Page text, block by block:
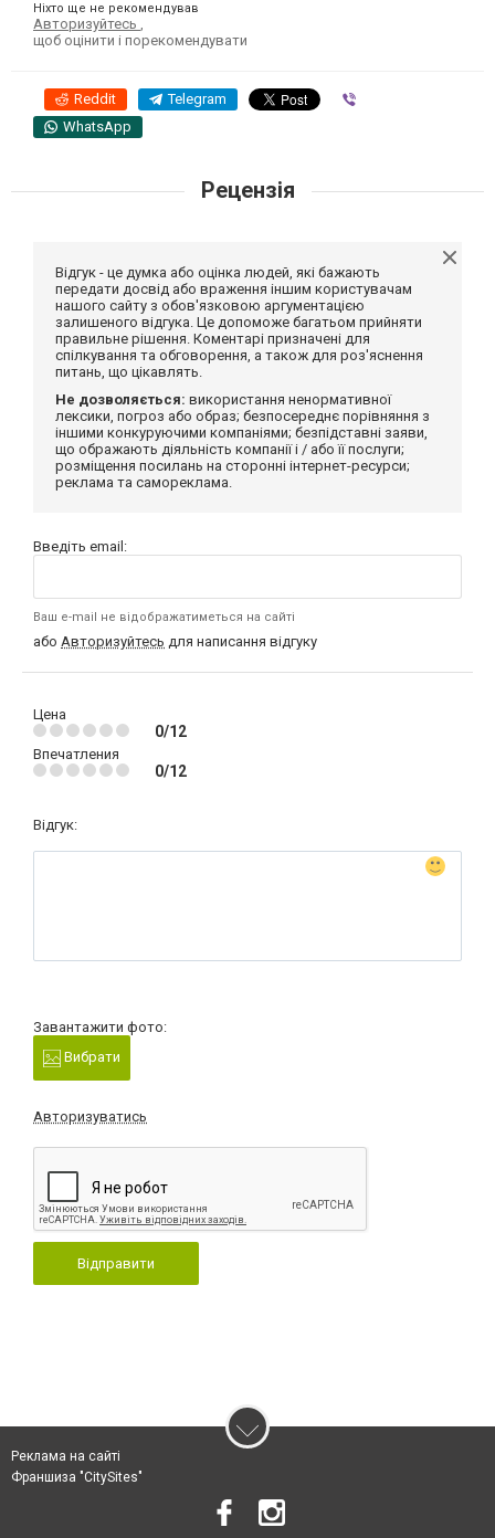
Ніхто ще не рекомендував
Авторизуйтесь ,
щоб оцінити і порекомендувати
Reddit Telegram
WhatsApp
Рецензія
Відгук - це думка або оцінка людей, які бажають
передати досвід або враження іншим користувачам
нашого сайту з обов'язковою аргументацією
залишеного відгука. Це допоможе багатьом прийняти
правильне рішення. Коментарі призначені для
спілкування та обговорення, а також для роз'яснення
питань, що цікавлять.
Не дозволяється: використання ненормативної
лексики, погроз або образ; безпосереднє порівняння з
іншими конкуруючими компаніями; безпідставні заяви,
що ображають діяльність компанії і / або її послуги;
розміщення посилань на сторонні інтернет-ресурси;
реклама та самореклама.
Введіть email:
Ваш e-mail не відображатиметься на сайті
або Авторизуйтесь для написання відгуку
Цена
0/12
Впечатления
0/12
Відгук:
Завантажити фото:
Вибрати
Авторизуватись
Відправити
Реклама на сайті
Франшиза "CitySites"